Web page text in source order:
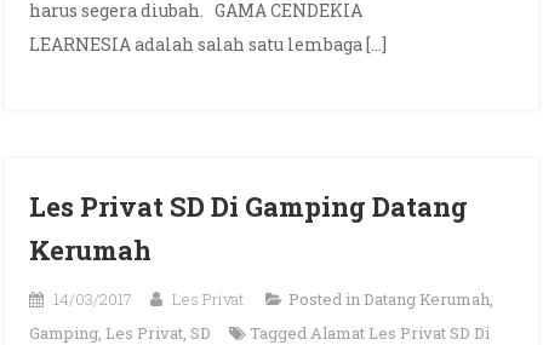
harus segera diubah. GAMA CENDEKIA
LEARNESIA adalah salah satu lembaga […]
Les Privat SD Di Gamping Datang
Kerumah
14/03/2017 Les Privat Posted in Datang Kerumah,
Gamping, Les Privat, SD TaggedAlamat Les Privat SD Di